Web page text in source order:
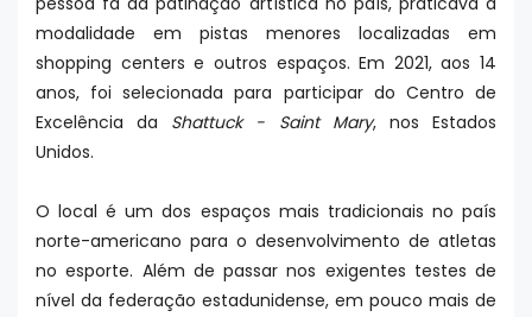
modalidade em pistas menores localizadas em
shopping centers e outros espaços. Em 2021, aos 14
anos, foi selecionada para participar do Centro de
Excelência da Shattuck - Saint Mary, nos Estados
Unidos.
O local é um dos espaços mais tradicionais no país
norte-americano para o desenvolvimento de atletas
no esporte. Além de passar nos exigentes testes de
nível da federação estadunidense, em pouco mais de